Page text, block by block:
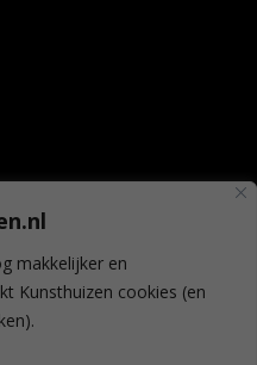
makkelijker en
Kunsthuizen cookies (en